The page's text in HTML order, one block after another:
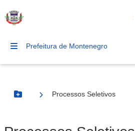
Prefeitura de Montenegro
Botão Menu
Processos Seletivos